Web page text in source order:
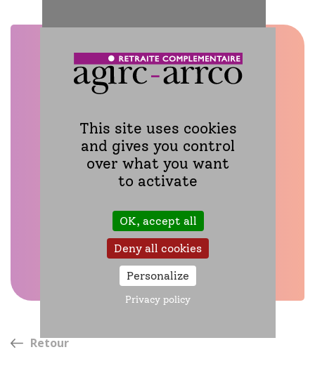
aux tiers déclarants
Décodeur entreprise : le paiement
des cotisations
Retour
This site uses cookies
and gives you control
over what you want
to activate
OK, accept all
Deny all cookies
Personalize
Privacy policy